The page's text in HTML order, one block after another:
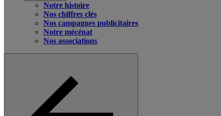
Notre histoire
Nos chiffres clés
Nos campagnes publicitaires
Notre mécénat
Nos associations